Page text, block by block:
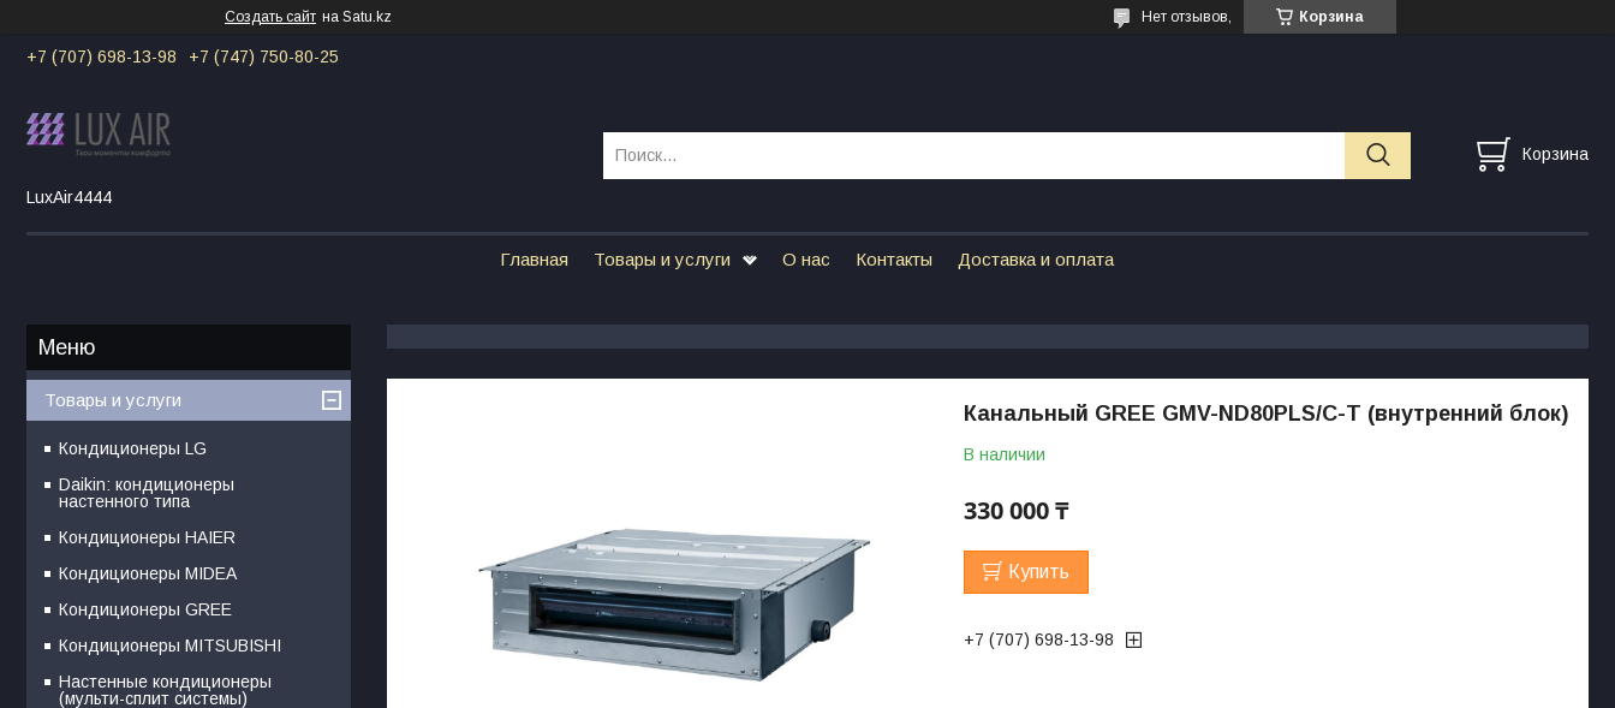
Создать сайт на Satu.kz Корзина
Нет отзывов,
+7 (707) 698-13-98 +7 (747) 750-80-25
LuxAir4444
Корзина
Главная Товары и услуги О нас Контакты Доставка и оплата
Канальный GREE GMV-ND80PLS/C-T (внутренний блок)
В наличии
330 000 ₸
Купить
+7 (707) 698-13-98
Товары и услуги
Кондиционеры LG
Daikin: кондиционеры
настенного типа
Кондиционеры HAIER
Кондиционеры MIDEA
Кондиционеры GREE
Кондиционеры MITSUBISHI
Настенные кондиционеры
(мульти-сплит системы)